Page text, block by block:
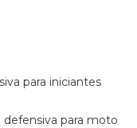
para iniciantes
defensiva para moto